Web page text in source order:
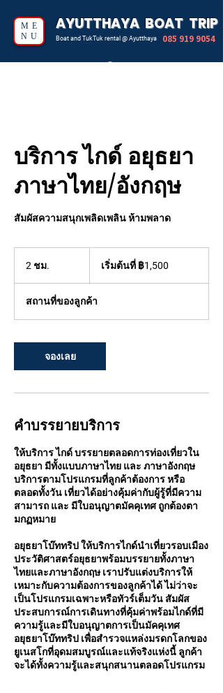
ME
NU
AYUTTHAYA BOAT TRIP
Boat and TukTuk rental @ Ayutthaya 085 919 9054
บริการ ไกด์ อยุธยา
ภาษาไทย/อังกฤษ
สัมผัสความสนุกเพลิดเพลิน ห้ามพลาด
2 ชม.
ม
.
1,500
ไทย
เริ่มต้นที่ ฿1,500
สถานที่ของลูกค้า
จองเลย
คำบรรยายบริการ
ให้บริการ ไกด์ บรรยายตลอดการท่องเที่ยวใน
อยุธยา มีทั้งแบบภาษาไทย และ ภาษาอังกฤษ
บริการตามโปรแกรมที่ลูกค้าต้องการ หรือ
ตลอดทั้งวัน เที่ยวได้อย่างคุ้มค่ากับผู้รู้ที่มีความ
สามารถ และ มีใบอนุญาตมัคคุเทศ ถูกต้องตา
มกฏหมาย
อยุธยาโบ๊ททริป ให้บริการไกด์นำเที่ยวรอบเมือง
ประวัติศาสตร์อยุธยาพร้อมบรรยายทั้งภาษา
ไทยและภาษาอังกฤษ เราปรับแต่งบริการให้
เหมาะกับความต้องการของลูกค้าได้ ไม่ว่าจะ
เป็นโปรแกรมเฉพาะหรือทัวร์เต็มวัน สัมผัส
ประสบการณ์การเดินทางที่คุ้มค่าพร้อมไกด์ที่มี
ความรู้และมีใบอนุญาตการเป็นมัคคุเทศ
อยุธยาโบ๊ททริป เพื่อสำรวจแหล่งมรดกโลกของ
ยูเนสโกที่อุดมสมบูรณ์และแท้จริงแห่งนี้ ลูกค้า
จะได้ทั้งความรู้และสนุกสนานตลอดโปรแกรม